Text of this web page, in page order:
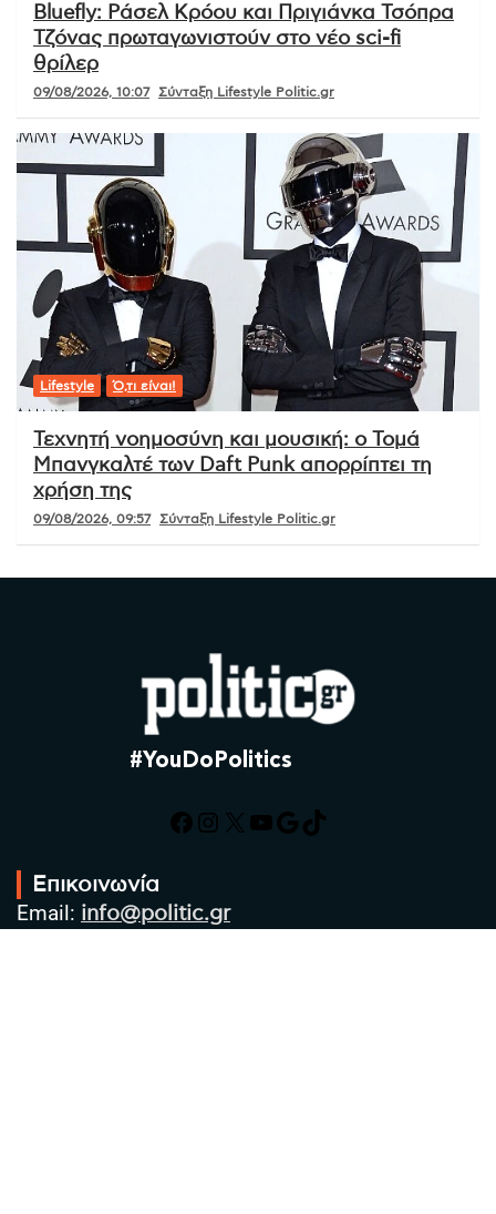
Bluefly: Ράσελ Κρόου και Πριγιάνκα Τσόπρα
Τζόνας πρωταγωνιστούν στο νέο sci-fi
θρίλερ
09/08/2026, 10:07 Σύνταξη Lifestyle Politic.gr
Lifestyle Ό,τι είναι!
Τεχνητή νοημοσύνη και μουσική: ο Τομά
Μπανγκαλτέ των Daft Punk απορρίπτει τη
χρήση της
09/08/2026, 09:57 Σύνταξη Lifestyle Politic.gr
#YouDoPolitics
Facebook
Instagram
X YouTube
Google
TikTok
Επικοινωνία
Email: info@politic.gr